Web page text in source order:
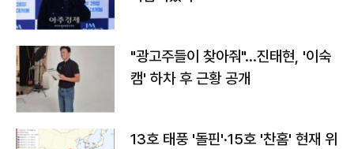
"광고주들이 찾아줘"…진태현, '이숙
캠' 하차 후 근황 공개
13호 태풍 '돌핀'·15호 '찬홈' 현재 위